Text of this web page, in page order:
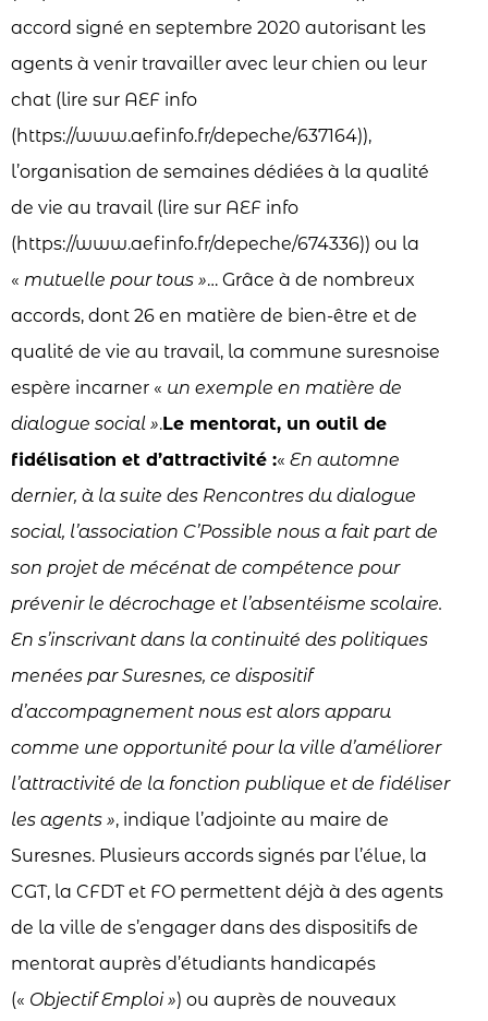
accord signé en septembre 2020 autorisant les
agents à venir travailler avec leur chien ou leur
chat (lire sur AEF info
(https://www.aefinfo.fr/depeche/637164)),
l’organisation de semaines dédiées à la qualité
de vie au travail (lire sur AEF info
(https://www.aefinfo.fr/depeche/674336)) ou la
« mutuelle pour tous »… Grâce à de nombreux
accords, dont 26 en matière de bien-être et de
qualité de vie au travail, la commune suresnoise
espère incarner « un exemple en matière de
dialogue social ».Le mentorat, un outil de
fidélisation et d’attractivité :« En automne
dernier, à la suite des Rencontres du dialogue
social, l’association C’Possible nous a fait part de
son projet de mécénat de compétence pour
prévenir le décrochage et l’absentéisme scolaire.
En s’inscrivant dans la continuité des politiques
menées par Suresnes, ce dispositif
d’accompagnement nous est alors apparu
comme une opportunité pour la ville d’améliorer
l’attractivité de la fonction publique et de fidéliser
les agents », indique l’adjointe au maire de
Suresnes. Plusieurs accords signés par l’élue, la
CGT, la CFDT et FO permettent déjà à des agents
de la ville de s’engager dans des dispositifs de
mentorat auprès d’étudiants handicapés
(« Objectif Emploi ») ou auprès de nouveaux